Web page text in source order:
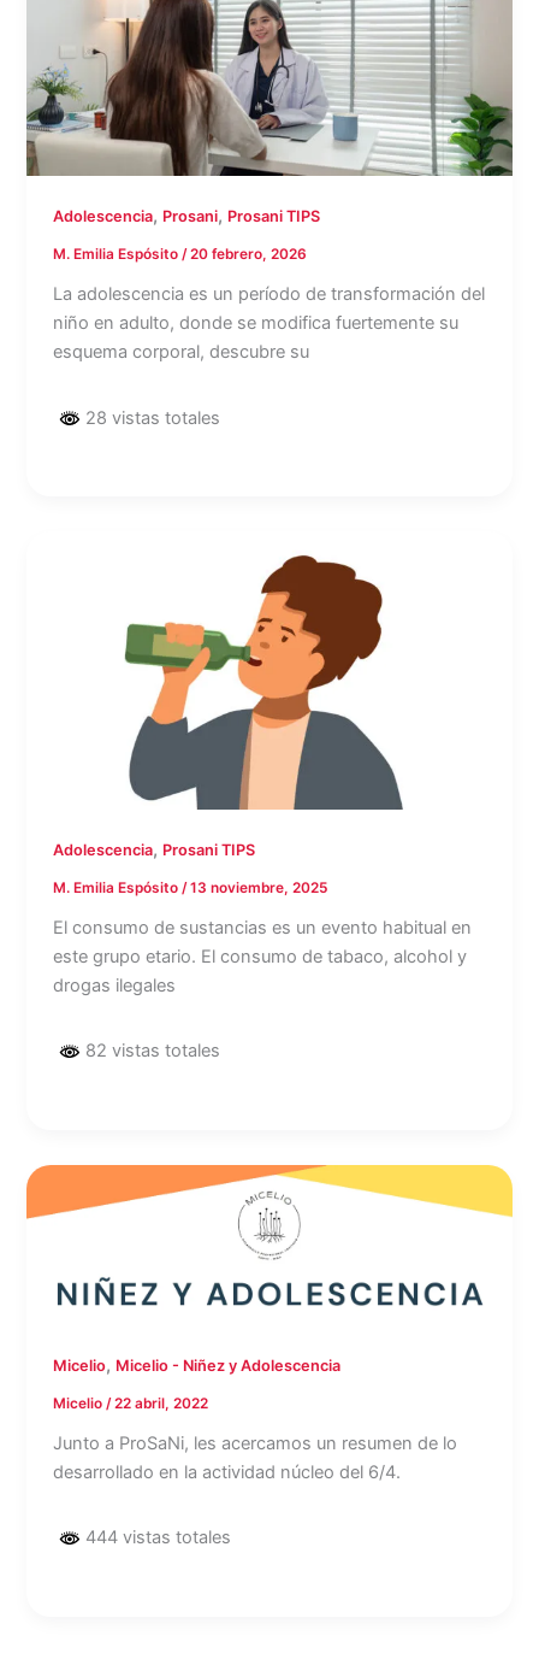
Adolescencia, Prosani, Prosani TIPS
M. Emilia Espósito/20 febrero, 2026
La adolescencia es un período de transformación del
niño en adulto, donde se modifica fuertemente su
esquema corporal, descubre su
28 vistas totales
Adolescencia, Prosani TIPS
M. Emilia Espósito/13 noviembre, 2025
El consumo de sustancias es un evento habitual en
este grupo etario. El consumo de tabaco, alcohol y
drogas ilegales
82 vistas totales
Micelio, Micelio - Niñez y Adolescencia
Micelio/22 abril, 2022
Junto a ProSaNi, les acercamos un resumen de lo
desarrollado en la actividad núcleo del 6/4.
444 vistas totales